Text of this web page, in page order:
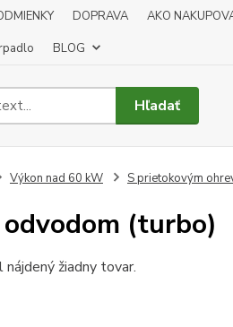
DOPRAVA AKO
BLOG
Hľadať
Výkon nad 60 kW S prietokovým
(turbo)
žiadny tovar.